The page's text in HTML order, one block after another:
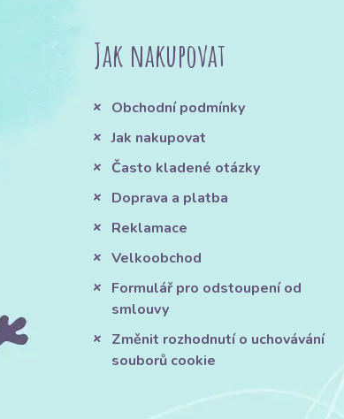
Jak nakupovat
Obchodní podmínky
Jak nakupovat
Často kladené otázky
Doprava a platba
Reklamace
Velkoobchod
Formulář pro odstoupení od
smlouvy
Změnit rozhodnutí o uchovávání
souborů cookie